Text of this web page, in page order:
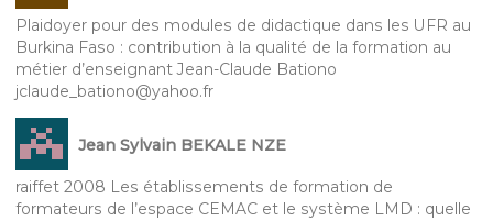
Plaidoyer pour des modules de didactique dans les UFR au
Burkina Faso : contribution à la qualité de la formation au
métier d’enseignant Jean-Claude Bationo
jclaude_bationo@yahoo.fr
Jean Sylvain BEKALE NZE
raiffet 2008 Les établissements de formation de
formateurs de l’espace CEMAC et le système LMD : quelle